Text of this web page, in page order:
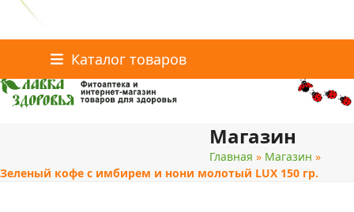
content
Каталог товаров
Доставка и оплата
Скидки
Магазин
Главная » Магазин »
Зеленый кофе с имбирем и нони молотый LUX 150 гр.